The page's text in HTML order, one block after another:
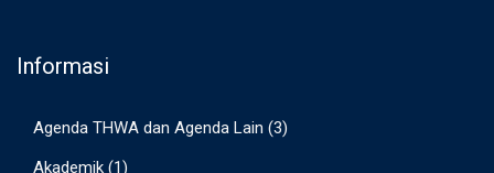
Informasi
Agenda THWA dan Agenda Lain (3)
Akademik (1)